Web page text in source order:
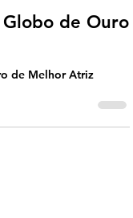
de Ouro
de Melhor Atriz